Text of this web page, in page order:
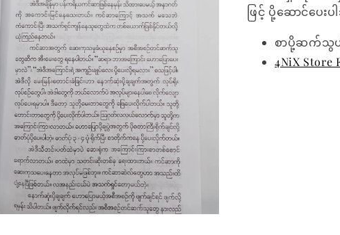
ဖြင့် ပို့ဆောင်ပေး
စာပို့ဆက်သွ
4NiX Store